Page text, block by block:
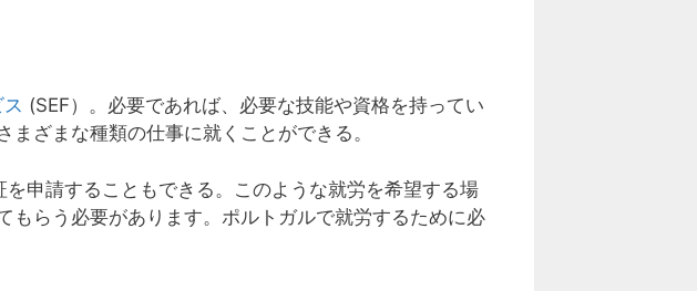
(SEF）。必要であれば、必要な技能や資格を持ってい
ざまな種類の仕事に就くことができる。
申請することもできる。このような就労を希望する場
もらう必要があります。ポルトガルで就労するために必